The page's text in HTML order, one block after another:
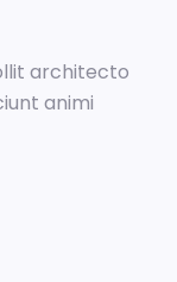
architecto
animi